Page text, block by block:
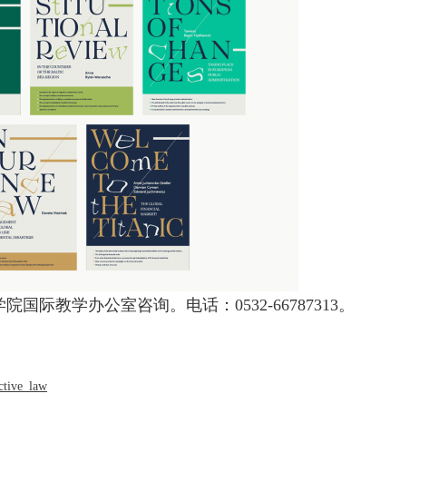
国际教学办公室咨询。电话：0532-66787313。